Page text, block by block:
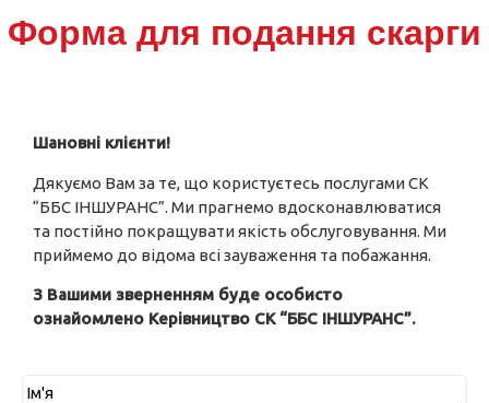
Up
Форма для подання скарги
Шановні клієнти!
Дякуємо Вам за те, що користуєтесь послугами СК
“ББС ІНШУРАНС”. Ми прагнемо вдосконавлюватися
та постійно покращувати якість обслуговування. Ми
приймемо до відома всі зауваження та побажання.
З Вашими зверненням буде особисто
ознайомлено Керівництво СК “ББС ІНШУРАНС”.
Ім'я